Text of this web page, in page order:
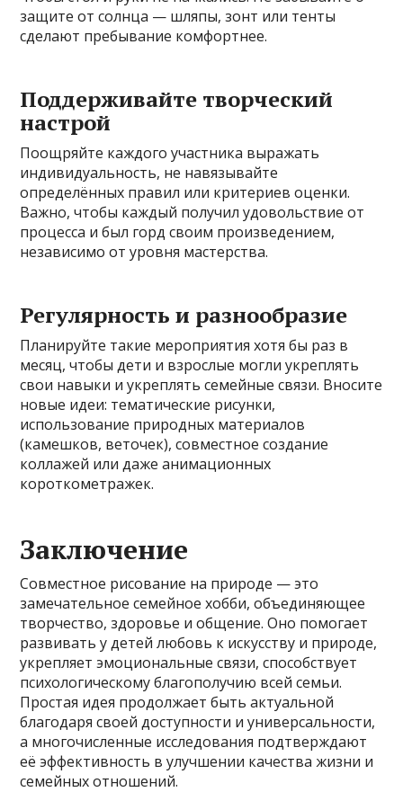
защите от солнца — шляпы, зонт или тенты
сделают пребывание комфортнее.
Поддерживайте творческий
настрой
Поощряйте каждого участника выражать
индивидуальность, не навязывайте
определённых правил или критериев оценки.
Важно, чтобы каждый получил удовольствие от
процесса и был горд своим произведением,
независимо от уровня мастерства.
Регулярность и разнообразие
Планируйте такие мероприятия хотя бы раз в
месяц, чтобы дети и взрослые могли укреплять
свои навыки и укреплять семейные связи. Вносите
новые идеи: тематические рисунки,
использование природных материалов
(камешков, веточек), совместное создание
коллажей или даже анимационных
короткометражек.
Заключение
Совместное рисование на природе — это
замечательное семейное хобби, объединяющее
творчество, здоровье и общение. Оно помогает
развивать у детей любовь к искусству и природе,
укрепляет эмоциональные связи, способствует
психологическому благополучию всей семьи.
Простая идея продолжает быть актуальной
благодаря своей доступности и универсальности,
а многочисленные исследования подтверждают
её эффективность в улучшении качества жизни и
семейных отношений.